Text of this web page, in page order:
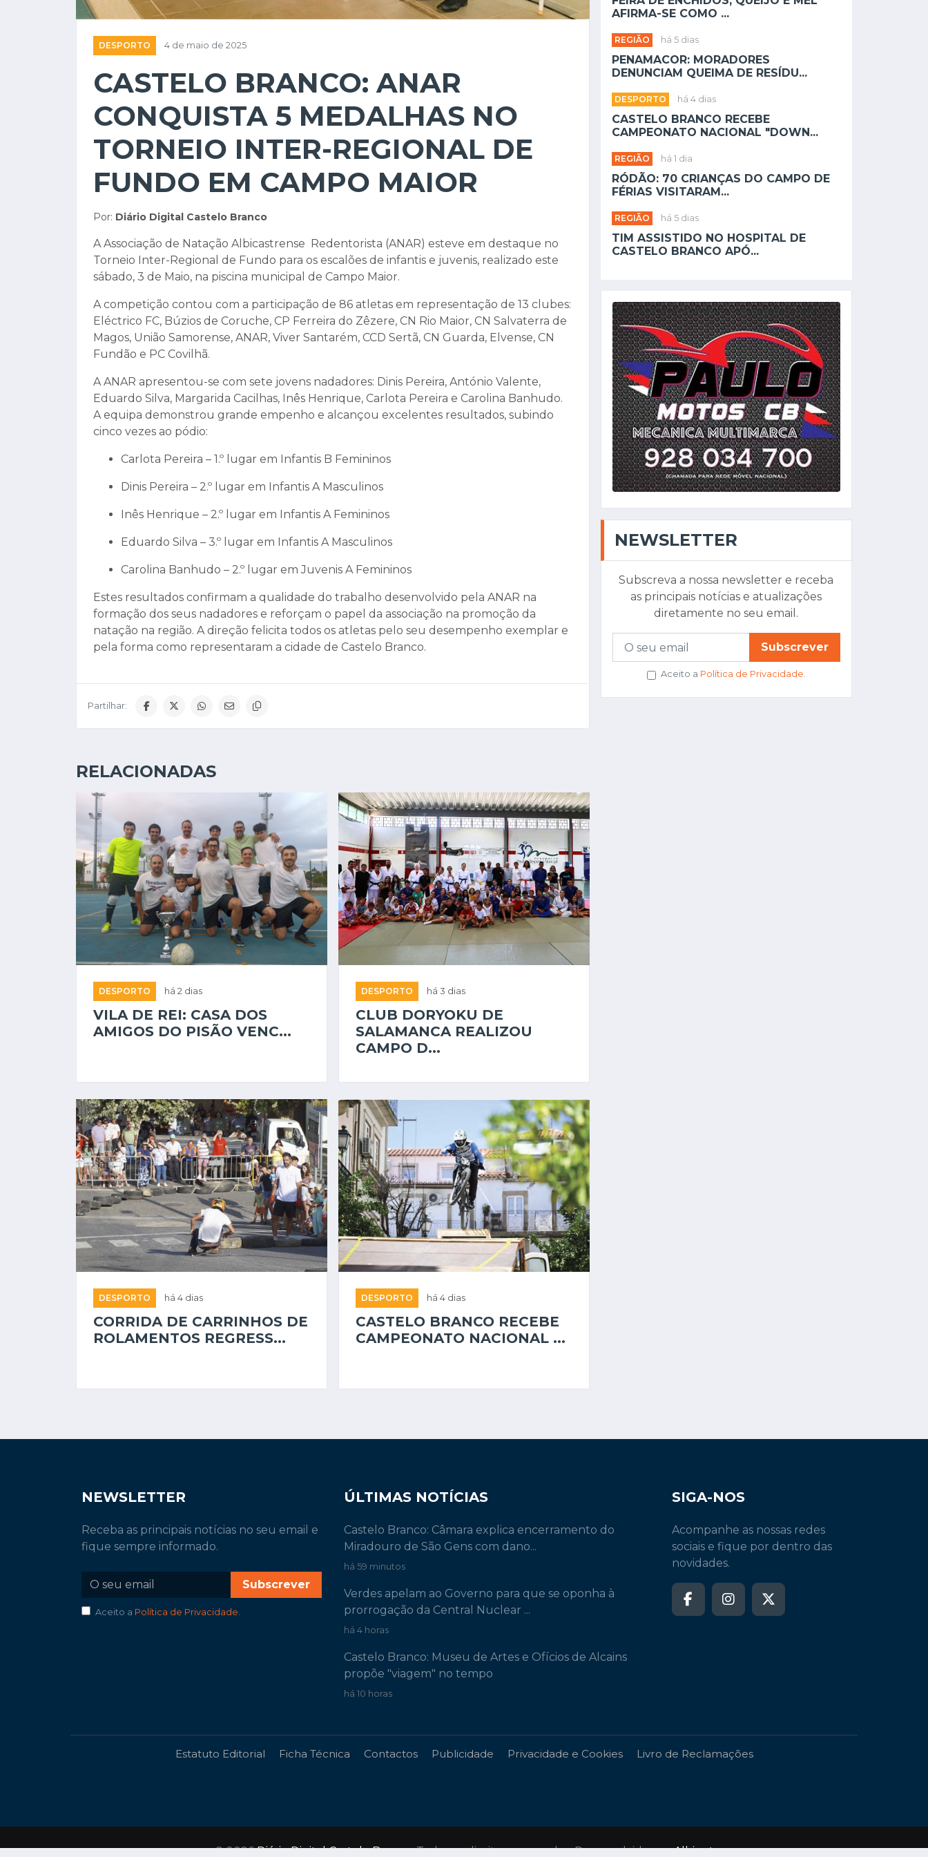
DESPORTO 4 de maio de 2025
CASTELO BRANCO: ANAR
CONQUISTA 5 MEDALHAS NO
TORNEIO INTER-REGIONAL DE
FUNDO EM CAMPO MAIOR
Por: Diário Digital Castelo Branco
A Associação de Natação Albicastrense Redentorista (ANAR) esteve em destaque no
Torneio Inter-Regional de Fundo para os escalões de infantis e juvenis, realizado este
sábado, 3 de Maio, na piscina municipal de Campo Maior.
A competição contou com a participação de 86 atletas em representação de 13 clubes:
Eléctrico FC, Búzios de Coruche, CP Ferreira do Zêzere, CN Rio Maior, CN Salvaterra de
Magos, União Samorense, ANAR, Viver Santarém, CCD Sertã, CN Guarda, Elvense, CN
Fundão e PC Covilhã.
A ANAR apresentou-se com sete jovens nadadores: Dinis Pereira, António Valente,
Eduardo Silva, Margarida Cacilhas, Inês Henrique, Carlota Pereira e Carolina Banhudo.
A equipa demonstrou grande empenho e alcançou excelentes resultados, subindo
cinco vezes ao pódio:
Carlota Pereira – 1.º lugar em Infantis B Femininos
Dinis Pereira – 2.º lugar em Infantis A Masculinos
Inês Henrique – 2.º lugar em Infantis A Femininos
Eduardo Silva – 3.º lugar em Infantis A Masculinos
Carolina Banhudo – 2.º lugar em Juvenis A Femininos
Estes resultados confirmam a qualidade do trabalho desenvolvido pela ANAR na
formação dos seus nadadores e reforçam o papel da associação na promoção da
natação na região. A direção felicita todos os atletas pelo seu desempenho exemplar e
pela forma como representaram a cidade de Castelo Branco.
Partilhar:
RELACIONADAS
DESPORTO há 2 dias
VILA DE REI: CASA DOS
AMIGOS DO PISÃO VENC...
DESPORTO há 3 dias
CLUB DORYOKU DE
SALAMANCA REALIZOU
CAMPO D...
DESPORTO há 4 dias
CORRIDA DE CARRINHOS DE
ROLAMENTOS REGRESS...
DESPORTO há 4 dias
CASTELO BRANCO RECEBE
CAMPEONATO NACIONAL ...
AFIRMA-SE COMO ...
REGIÃO há 5 dias
PENAMACOR: MORADORES
DENUNCIAM QUEIMA DE RESÍDU...
DESPORTO há 4 dias
CASTELO BRANCO RECEBE
CAMPEONATO NACIONAL "DOWN...
REGIÃO há 1 dia
RÓDÃO: 70 CRIANÇAS DO CAMPO DE
FÉRIAS VISITARAM...
REGIÃO há 5 dias
TIM ASSISTIDO NO HOSPITAL DE
CASTELO BRANCO APÓ...
NEWSLETTER
Subscreva a nossa newsletter e receba
as principais notícias e atualizações
diretamente no seu email.
Subscrever
Aceito a Política de Privacidade.
NEWSLETTER
Receba as principais notícias no seu email e
fique sempre informado.
Subscrever
Aceito a Política de Privacidade
ÚLTIMAS NOTÍCIAS
Castelo Branco: Câmara explica encerramento do
Miradouro de São Gens com dano...
há 59 minutos
Verdes apelam ao Governo para que se oponha à
prorrogação da Central Nuclear ...
há 4 horas
Castelo Branco: Museu de Artes e Ofícios de Alcains
propõe "viagem" no tempo
há 10 horas
SIGA-NOS
Acompanhe as nossas redes
sociais e fique por dentro das
novidades.
Estatuto Editorial Ficha Técnica Contactos Publicidade Privacidade e Cookies Livro de Reclamações
© 2026Diário Digital Castelo Branco. Todos os direitos reservados. Desenvolvido porAlbinet